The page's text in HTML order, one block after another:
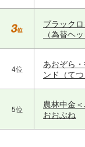
ブラック
（為替ヘ
4位
あおぞら
ンド（てつ
5位
農林中金
おおぶね